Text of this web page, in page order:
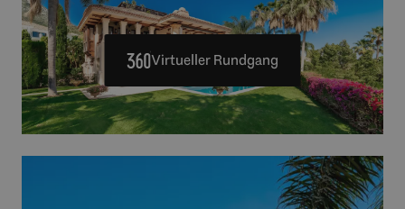
Virtueller Rundgang